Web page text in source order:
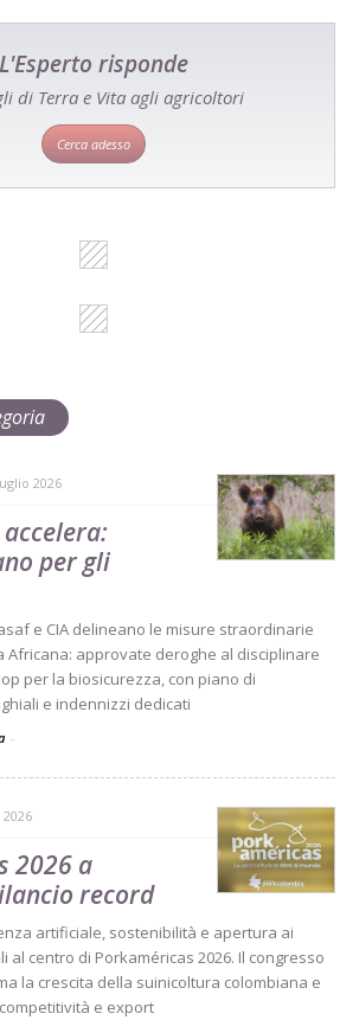
L'Esperto risponde
di Terra e Vita agli agricoltori
Cerca adesso
2026
per gli
e CIA delineano le misure straordinarie
Africana: approvate deroghe al disciplinare
per la biosicurezza, con piano di
e indennizzi dedicati
-
2026 a
record
artificiale, sostenibilità e apertura ai
al centro di Porkaméricas 2026. Il congresso
la crescita della suinicoltura colombiana e
e export